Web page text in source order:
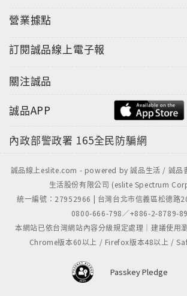
營業據點
訂閱誠品線上電子報
關注誠品
誠品APP
內政部警政署 165全民防騙網
誠品線上eslite.com - powered by 誠品生活 / 誠品
生活股份有限公司 (eslite Spectrum
統一編號：27952966 | 台灣台北市信義區松德路
0800-666-798／+886-2-8789-
本網站已依台灣網站內容分級規定處理｜建議使用
Chrome版本60以上 / Firefox版本48以上 /
Passkey Pledge